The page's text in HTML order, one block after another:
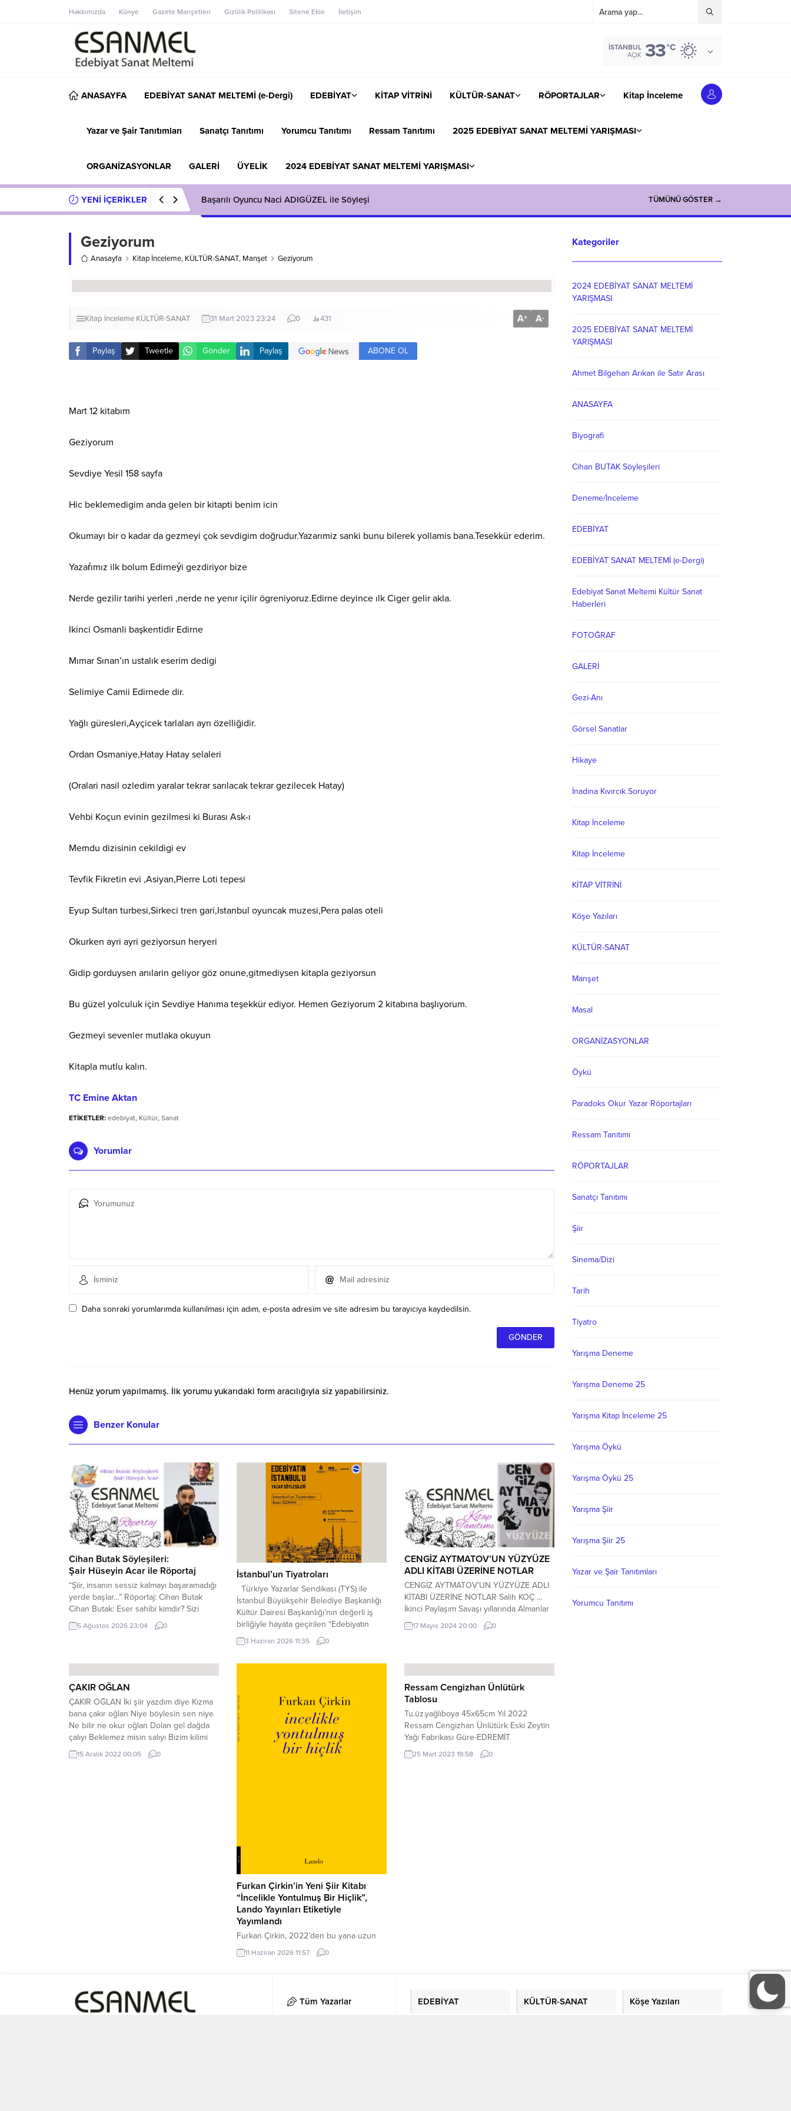
Hakkımızda Künye Gazete Manşetleri Gizlilik Politikası Sitene Ekle İletişim
İSTANBUL
AÇIK 33°C
ANASAYFA EDEBİYAT SANAT MELTEMİ (e-Dergi) EDEBİYAT KİTAP VİTRİNİ KÜLTÜR-SANAT RÖPORTAJLAR Kitap İnceleme
Yazar ve Şair Tanıtımları Sanatçı Tanıtımı Yorumcu Tanıtımı Ressam Tanıtımı 2025 EDEBİYAT SANAT MELTEMİ YARIŞMASI
ORGANİZASYONLAR GALERİ ÜYELİK 2024 EDEBİYAT SANAT MELTEMİ YARIŞMASI
YENİ İÇERİKLER Başarılı Oyuncu Naci ADIGÜZEL ile Söyleşi TÜMÜNÜ GÖSTER →
Geziyorum
Anasayfa Kitap İnceleme, KÜLTÜR-SANAT, Manşet Geziyorum
Kitap İnceleme KÜLTÜR-SANAT 31 Mart 2023 23:24 0 431 A+ A-
Paylaş Tweetle Gönder Paylaş ABONE OL
Mart 12 kitabım
Geziyorum
Sevdiye Yesil 158 sayfa
Hic beklemedigim anda gelen bir kitapti benim icin
Okumayı bir o kadar da gezmeyi çok sevdigim doğrudur.Yazarımiz sanki bunu bilerek yollamis bana.Tesekkür ederim.
Yazaŕımız ilk bolum Edirneýi gezdiriyor bize
Nerde gezilir tarihi yerleri ,nerde ne yenır içilir ögreniyoruz.Edirne deyince ılk Ciger gelir akla.
Ikinci Osmanli başkentidir Edirne
Mımar Sınan’ın ustalık eserim dedigi
Selimiye Camii Edirnede dir.
Yağlı güresleri,Ayçicek tarlaları ayrı özelliğidir.
Ordan Osmaniye,Hatay Hatay selaleri
(Oralari nasil ozledim yaralar tekrar sarılacak tekrar gezilecek Hatay)
Vehbi Koçun evinin gezilmesi ki Burası Ask-ı
Memdu dizisinin cekildigi ev
Tevfik Fikretin evi ,Asiyan,Pierre Loti tepesi
Eyup Sultan turbesi,Sirkeci tren gari,Istanbul oyuncak muzesi,Pera palas oteli
Okurken ayri ayri geziyorsun heryeri
Gidip gorduysen anılarin geliyor göz onune,gitmediysen kitapla geziyorsun
Bu güzel yolculuk için Sevdiye Hanıma teşekkür ediyor. Hemen Geziyorum 2 kitabına başlıyorum.
Gezmeyi sevenler mutlaka okuyun
Kitapla mutlu kalın.
TC Emine Aktan
ETİKETLER: edebiyat, Kültür, Sanat
Yorumlar
Daha sonraki yorumlarımda kullanılması için adım, e-posta adresim ve site adresim bu tarayıcıya kaydedilsin.
Henüz yorum yapılmamış. İlk yorumu yukarıdaki form aracılığıyla siz yapabilirsiniz.
Benzer Konular
Cihan Butak Söyleşileri:
Şair Hüseyin Acar ile Röportaj
“Şiir, insanın sessiz kalmayı başaramadığı
yerde başlar…” Röportaj: Cihan Butak
Cihan Butak: Eser sahibi kimdir? Sizi
yakından tanıyabilir miyiz? Hüseyin Acar:
Ben Hüseyin Acar. 1986 yılında
hiçbir zaman bırakmadım. Laborant ve
Veteriner Sağlık,...
5 Ağustos 2026 23:04 0
İstanbul’un Tiyatroları
Türkiye Yazarlar Sendikası (TYS) ile
İstanbul Büyükşehir Belediye Başkanlığı
Kültür Dairesi Başkanlığı’nın değerli iş
birliğiyle hayata geçirilen “Edebiyatın
İstanbul’u – Yazar Söyleşileri” Atatürk
Kitaplığı’nda tüm heyecanıyla devam
Perşembe YER Atatürk Kitaplığı ADRES
Gümüşsuyu, Miralay Şefikbey Sokağı
No:...
3 Haziran 2026 11:35 0
CENGİZ AYTMATOV’UN YÜZYÜZE
ADLI KİTABI ÜZERİNE NOTLAR
CENGİZ AYTMATOV’UN YÜZYÜZE ADLI
KİTABI ÜZERİNE NOTLAR Salih KOÇ …
İkinci Paylaşım Savaşı yıllarında Almanlar
ile savaşmak için cepheye gönderilen
askerlerden birinin hasta ve yaşlı
gece evine gelmesi...
17 Mayıs 2024 20:00 0
ÇAKIR OĞLAN
ÇAKIR OĞLAN İki şiir yazdım diye Kızma
bana çakır oğlan Niye böylesin sen niye
Ne bilir ne okur oğlan Dolan gel dağda
çalıyı Beklemez misin salıyı Bizim kilimi
halıyı Nakış nakış dokur oğlan Vallaha
böyle vallaha Yemin ettim işte aha Sen de
15 Aralık 2022 00:05 0
Furkan Çirkin’in Yeni Şiir Kitabı
“İncelikle Yontulmuş Bir Hiçlik”,
Lando Yayınları Etiketiyle
Yayımlandı
Furkan Çirkin, 2022’den bu yana uzun
süreli bir sessizlikten sonra, ustalıkla ve
“incelikle yontulmuş” şiirlerle geri
ülkeleri dört yandan yontması” gibi, bu
şiirler de “dosta, düşmana, aşka
yenildikten sonra” “kendine vurup,
11 Haziran 2026 11:57 0
Ressam Cengizhan Ünlütürk
Tablosu
Tu.üz.yağlıboya 45x65cm Yıl 2022
Ressam Cengizhan Ünlütürk Eski Zeytin
Yağı Fabrikası Güre-EDREMİT
25 Mart 2023 19:58 0
Kategoriler
2024 EDEBİYAT SANAT MELTEMİ
YARIŞMASI
2025 EDEBİYAT SANAT MELTEMİ
YARIŞMASI
Ahmet Bilgehan Arıkan ile Satır Arası
ANASAYFA
Biyografi
Cihan BUTAK Söyleşileri
Deneme/İnceleme
EDEBİYAT
EDEBİYAT SANAT MELTEMİ (e-Dergi)
Edebiyat Sanat Meltemi Kültür Sanat
Haberleri
FOTOĞRAF
GALERİ
Gezi-Anı
Görsel Sanatlar
Hikaye
İnadına Kıvırcık Soruyor
Kitap İnceleme
Kitap İnceleme
KİTAP VİTRİNİ
Köşe Yazıları
KÜLTÜR-SANAT
Manşet
Masal
ORGANİZASYONLAR
Öykü
Paradoks Okur Yazar Röportajları
Ressam Tanıtımı
RÖPORTAJLAR
Sanatçı Tanıtımı
Şiir
Sinema/Dizi
Tarih
Tiyatro
Yarışma Deneme
Yarışma Deneme 25
Yarışma Kitap İnceleme 25
Yarışma Öykü
Yarışma Öykü 25
Yarışma Şiir
Yarışma Şiir 25
Yazar ve Şair Tanıtımları
Yorumcu Tanıtımı
Tüm Yazarlar EDEBİYAT KÜLTÜR-SANAT Köşe Yazıları